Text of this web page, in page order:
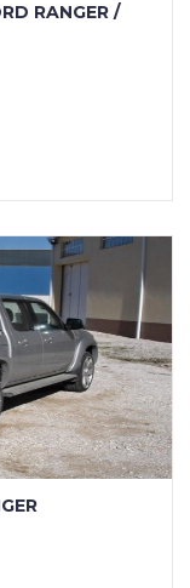
RANGER /